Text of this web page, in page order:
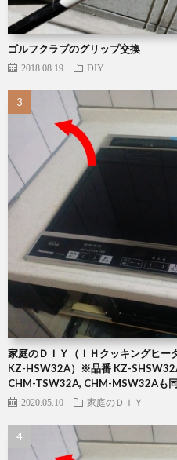
ゴルフクラブのグリップ交換
2018.08.19 DIY
家庭のＤＩＹ（ＩＨクッキングヒー
KZ-HSW32A）※品番 KZ-
CHM-TSW32A, CHM-MSW32Aも
2020.05.10 家庭のＤＩＹ